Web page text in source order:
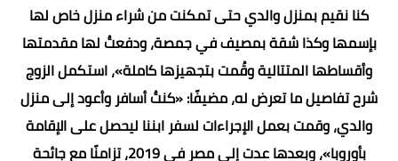
كنا نقيم بمنزل والدي حتى تمكنت من شراء منزل خاص لها
بإسمها وكذا شقة بمصيف في جمصة، ودفعتُ لها مقدمتها
وأقساطها المتتالية وقُمت بتجهيزها كاملة»، استكمل الزوج
شرح تفاصيل ما تعرض له، مضيفًا: «كنتُ أسافر وأعود إلى منزل
والدي، وقمت بعمل الإجراءات لسفر ابننا ليحصل على الإقامة
بأوروبا»، وبعدها عدت إلى مصر في 2019، تزامنًا مع جائحة